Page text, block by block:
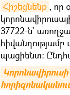
Հիշեցնենք , որ
37722-ն`
պացիենտ: